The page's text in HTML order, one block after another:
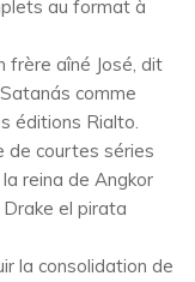
au format à
frère aîné José, dit
comme
éditions Rialto.
de courtes séries
reina de Angkor
Drake el pirata
la consolidation de